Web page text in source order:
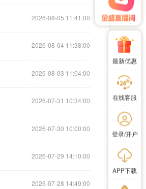
最新优惠
在线客服
登录/开户
APP下载
2026-08-05 11:41:00
2026-08-04 11:38:00
2026-08-03 11:04:00
2026-07-31 10:34:00
2026-07-30 10:00:00
2026-07-29 14:10:00
2026-07-28 14:49:00